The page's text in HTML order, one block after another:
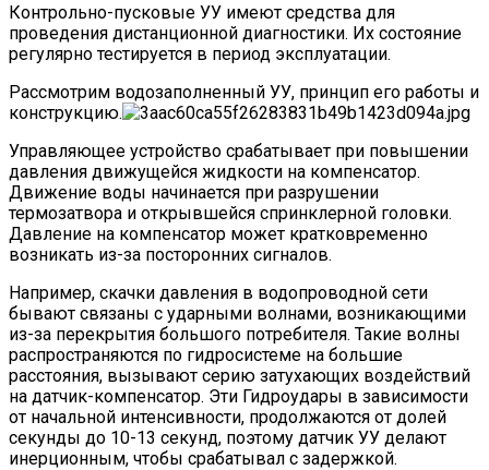
Контрольно-пусковые УУ имеют средства для
проведения дистанционной диагностики. Их состояние
регулярно тестируется в период эксплуатации.
Рассмотрим водозаполненный УУ, принцип его работы и
конструкцию.
Управляющее устройство срабатывает при повышении
давления движущейся жидкости на компенсатор.
Движение воды начинается при разрушении
термозатвора и открывшейся спринклерной головки.
Давление на компенсатор может кратковременно
возникать из-за посторонних сигналов.
Например, скачки давления в водопроводной сети
бывают связаны с ударными волнами, возникающими
из-за перекрытия большого потребителя. Такие волны
распространяются по гидросистеме на большие
расстояния, вызывают серию затухающих воздействий
на датчик-компенсатор. Эти Гидроудары в зависимости
от начальной интенсивности, продолжаются от долей
секунды до 10-13 секунд, поэтому датчик УУ делают
инерционным, чтобы срабатывал с задержкой.